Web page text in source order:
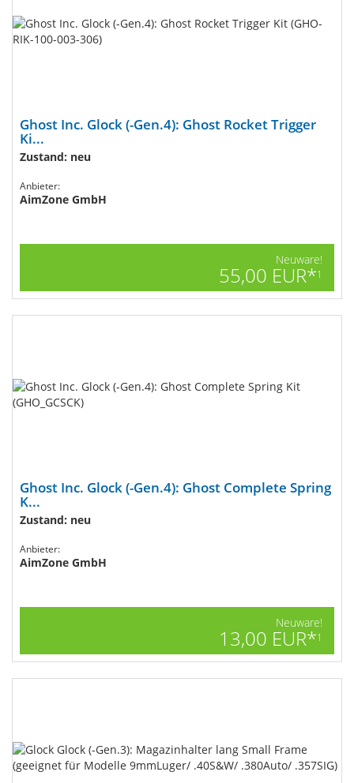
Ghost Inc. Glock (-Gen.4): Ghost Rocket Trigger
Ki...
Zustand: neu
Anbieter:
AimZone GmbH
Neuware!
55,00 EUR*1
Ghost Inc. Glock (-Gen.4): Ghost Complete Spring
K...
Zustand: neu
Anbieter:
AimZone GmbH
Neuware!
13,00 EUR*1